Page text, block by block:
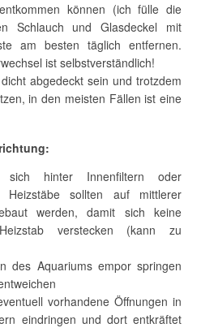
können (ich fülle die
Schlauch und Glasdeckel mit
am besten täglich entfernen.
ist selbstverständlich!
abgedeckt sein und trotzdem
in den meisten Fällen ist eine
sich hinter Innenfiltern oder
Heizstäbe sollten auf mittlerer
werden, damit sich keine
verstecken (kann zu
des Aquariums empor springen
vorhandene Öffnungen in
eindringen und dort entkräftet